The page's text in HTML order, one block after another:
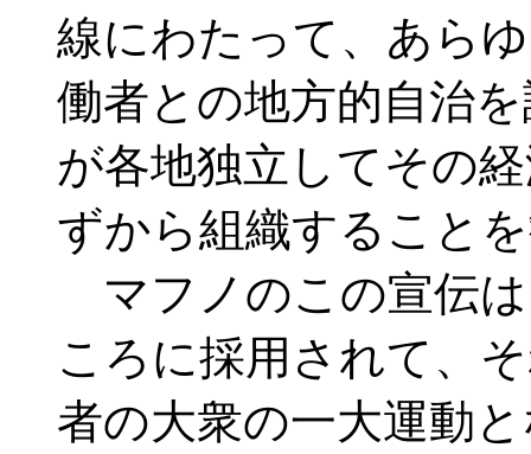
線にわたって、あら
働者との地方的自治
が各地独立してその
ずから組織すること
マフノのこの宣伝
ころに採用されて、
者の大衆の一大運動